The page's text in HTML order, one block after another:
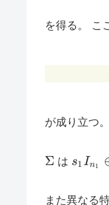
を得る。 こ
が成り立つ。
\Sigma
Σ は s_1
\oplus
s1In1
また異なる